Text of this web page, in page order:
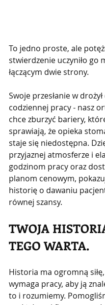
To jedno proste, ale
stwierdzenie uczyniło go
łączącym dwie strony.
Swoje przesłanie w
codziennej pracy - nasz
chce zburzyć bariery,
sprawiają, że opieka
staje się niedostępna.
przyjaznej atmosferze i
godzinom pracy oraz
planom cenowym,
historię o dawaniu
równej szansy.
TWOJA
TEGO WARTA.
Historia ma ogromną
wymaga pracy, aby ją
to i rozumiemy.